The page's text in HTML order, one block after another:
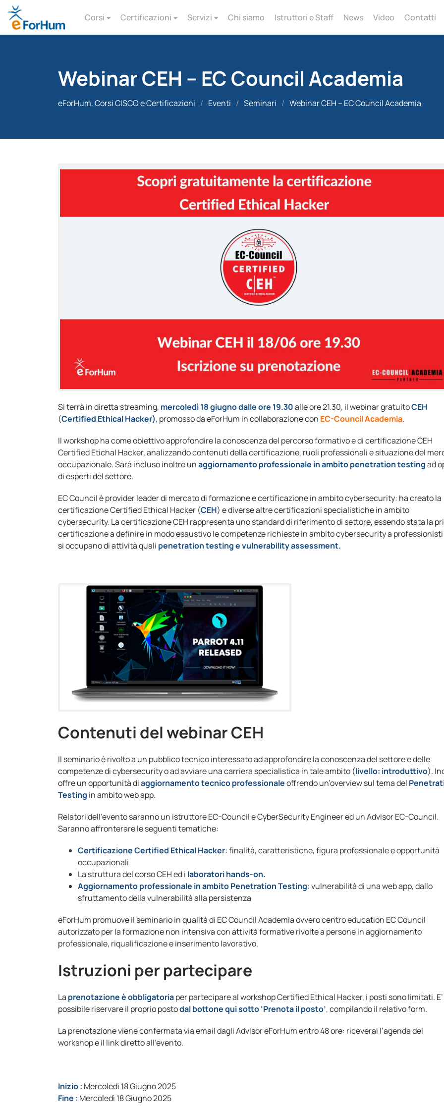
Corsi Certificazioni Servizi Chi siamo Istruttori e Staff News Video Contatti
Webinar CEH – EC Council Academia
eForHum, Corsi CISCO e Certificazioni / Eventi / Seminari / Webinar CEH – EC Council Academia
Si terrà in diretta streaming, mercoledì 18 giugno dalle ore 19.30alle ore 21.30, il webinar gratuitoCEH
(Certified Ethical Hacker), promosso da eForHum in collaborazione con EC-Council Academia.
Il workshop ha come obiettivo approfondire la conoscenza del percorso formativo e di certificazione CEH
Certified Etichal Hacker, analizzando contenuti della certificazione, ruoli professionali e situazione del
occupazionale. Sarà incluso inoltre unaggiornamento professionale in ambito penetration testingad
di esperti del settore.
EC Council è provider leader di mercato di formazione e certificazione in ambito cybersecurity: ha creato la
certificazione Certified Ethical Hacker (CEH) e diverse altre certificazioni specialistiche in ambito
cybersecurity. La certificazione CEH rappresenta uno standard di riferimento di settore, essendo stata la
certificazione a definire in modo esaustivo le competenze richieste in ambito cybersecurity a
si occupano di attività quali penetration testing e vulnerability assessment.
Contenuti del webinar CEH
Il seminario è rivolto a un pubblico tecnico interessato ad approfondire la conoscenza del settore e delle
competenze di cybersecurity o ad avviare una carriera specialistica in tale ambito (livello: introduttivo).
offre un opportunità diaggiornamento tecnico professionaleoffrendo un’overview sul tema del
Testing in ambito web app.
Relatori dell’evento saranno un istruttore EC-Council e CyberSecurity Engineer ed un Advisor EC-Council.
Saranno affronterare le seguenti tematiche:
Certificazione Certified Ethical Hacker: finalità, caratteristiche, figura professionale e opportunità
occupazionali
La struttura del corso CEH ed i laboratori hands-on.
Aggiornamento professionale in ambito Penetration Testing: vulnerabilità di una web app, dallo
sfruttamento della vulnerabilità alla persistenza
eForHum promuove il seminario in qualità di EC Council Academia ovvero centro education EC Council
autorizzato per la formazione non intensiva con attività formative rivolte a persone in aggiornamento
professionale, riqualificazione e inserimento lavorativo.
Istruzioni per partecipare
La prenotazione è obbligatoriaper partecipare al workshop Certified Ethical Hacker, i posti sono limitati. E’
possibile riservare il proprio postodal bottone qui sotto ‘Prenota il posto’, compilando il relativo form.
La prenotazione viene confermata via email dagli Advisor eForHum entro 48 ore: riceverai l’agenda del
workshop e il link diretto all’evento.
Inizio : Mercoledì 18 Giugno 2025
Fine : Mercoledì 18 Giugno 2025